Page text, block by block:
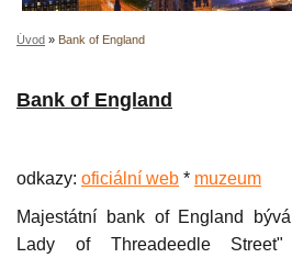
Úvod » Bank of England
Bank of England
odkazy: oficiální web * muzeum
Majestátní bank of England
Lady of Threadeedle